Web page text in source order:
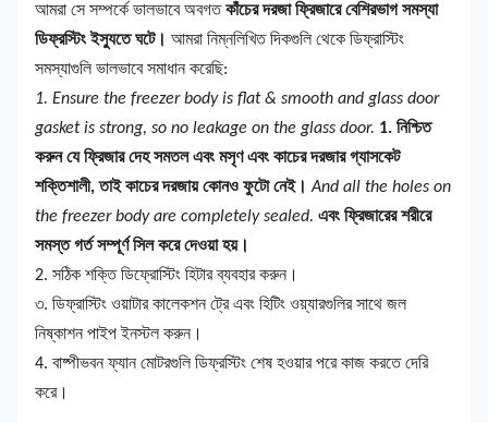
আমরা সে সম্পর্কে ভালভাবে অবগতকাঁচের দরজা ফ্রিজারে বেশিরভাগ সমস্যা
ডিফ্রস্টিং ইস্যুতে ঘটে। আমরা নিম্নলিখিত দিকগুলি থেকে ডিফ্রাস্টিং
সমস্যাগুলি ভালভাবে সমাধান করেছি:
1. Ensure the freezer body is flat & smooth and glass door
gasket is strong, so no leakage on the glass door. 1. নিশ্চিত
করুন যে ফ্রিজার দেহ সমতল এবং মসৃণ এবং কাচের দরজার গ্যাসকেট
শক্তিশালী, তাই কাচের দরজায় কোনও ফুটো নেই। And all the holes on
the freezer body are completely sealed. এবং ফ্রিজারের শরীরে
সমস্ত গর্ত সম্পূর্ণ সিল করে দেওয়া হয়।
2. সঠিক শক্তি ডিফ্রোস্টিং হিটার ব্যবহার করুন।
৩. ডিফ্রাস্টিং ওয়াটার কালেকশন ট্রে এবং হিটিং ওয়্যারগুলির সাথে জল
নিষ্কাশন পাইপ ইনস্টল করুন।
4. বাষ্পীভবন ফ্যান মোটরগুলি ডিফ্রস্টিং শেষ হওয়ার পরে কাজ করতে দেরি
করে।